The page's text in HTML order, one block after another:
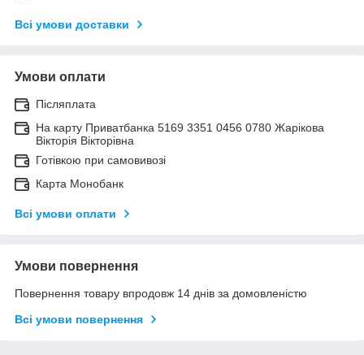
Всі умови доставки
Умови оплати
Післяплата
На карту Приватбанка 5169 3351 0456 0780 Жарікова
Вікторія Вікторівна
Готівкою при самовивозі
Карта Монобанк
Всі умови оплати
Умови повернення
Повернення товару впродовж 14 днів за домовленістю
Всі умови повернення